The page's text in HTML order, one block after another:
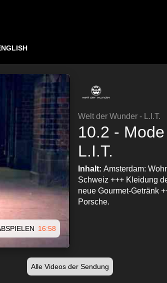
16:58
Welt der Wunder - L.I.T.
10.2 -
L.I.T.
Inhalt: Amsterdam:
Schweiz +++ Kleidung
neue Gourmet-Getränk
Porsche.
Alle Videos der Sendung